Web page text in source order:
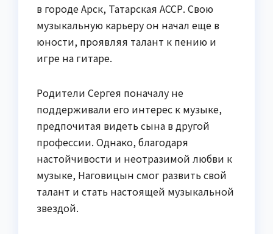
в городе Арск, Татарская АССР. Свою
музыкальную карьеру он начал еще в
юности, проявляя талант к пению и
игре на гитаре.
Родители Сергея поначалу не
поддерживали его интерес к музыке,
предпочитая видеть сына в другой
профессии. Однако, благодаря
настойчивости и неотразимой любви к
музыке, Наговицын смог развить свой
талант и стать настоящей музыкальной
звездой.